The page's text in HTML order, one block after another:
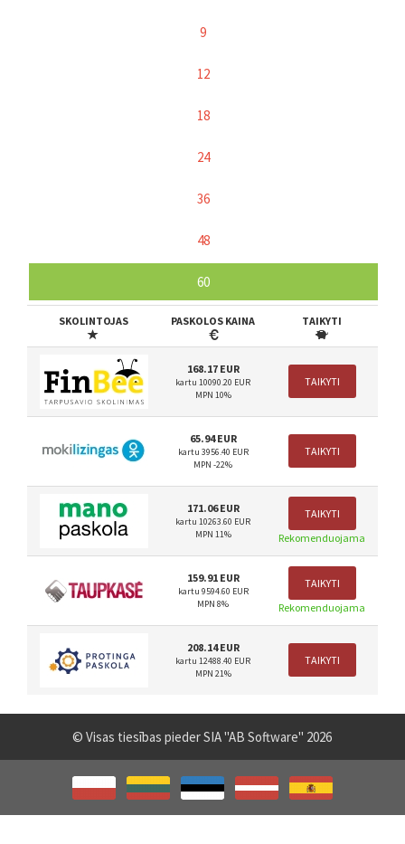
9
12
18
24
36
48
60
SKOLINTOJAS PASKOLOS KAINA TAIKYTI
168.17 EUR
kartu 10090.20 EUR
MPN 10%
TAIKYTI
65.94 EUR
kartu 3956.40 EUR
MPN -22%
TAIKYTI
171.06 EUR
kartu 10263.60 EUR
MPN 11%
TAIKYTI
Rekomenduojama
159.91 EUR
kartu 9594.60 EUR
MPN 8%
TAIKYTI
Rekomenduojama
208.14 EUR
kartu 12488.40 EUR
MPN 21%
TAIKYTI
© Visas tiesības pieder SIA "AB Software" 2026